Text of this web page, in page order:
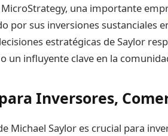
una importante
por sus inversiones sustanciales
estratégicas de Saylor
un influyente clave en la
Inversores,
Michael Saylor es crucial para